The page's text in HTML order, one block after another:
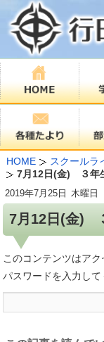
HOME
スクールラ
7月12日(金) ３年
7月12日(金)
2019年7月25日 木曜日
このコンテンツはア
パスワードを入力して